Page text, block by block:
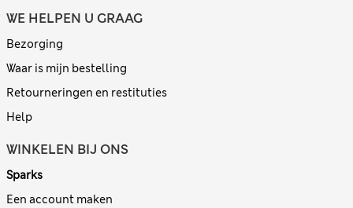
WE HELPEN U GRAAG
Bezorging
Waar is mijn bestelling
Retourneringen en restituties
Help
WINKELEN BIJ ONS
Sparks
Een account maken